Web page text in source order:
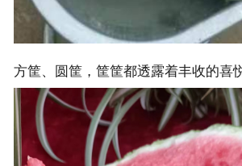
方筐、圆筐，筐筐都透露着丰收的喜